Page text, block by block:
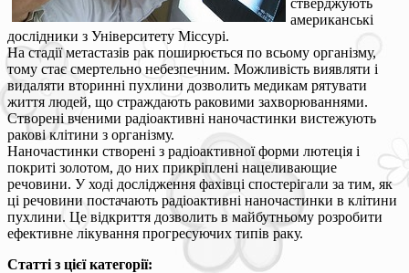
американські
дослідники з Університету Міссурі.
На стадії метастазів рак поширюється по всьому організму,
тому стає смертельно небезпечним. Можливість виявляти і
видаляти вторинні пухлини дозволить медикам рятувати
життя людей, що страждають раковими захворюваннями.
Створені вченими радіоактивні наночастинки вистежують
ракові клітини з організму.
Наночастинки створені з радіоактивної форми лютеція і
покриті золотом, до них прикріплені нацеливающие
речовини. У ході дослідження фахівці спостерігали за тим, як
ці речовини постачають радіоактивні наночастинки в клітини
пухлини. Це відкриття дозволить в майбутньому розробити
ефективне лікування прогресуючих типів раку.
Статті з цієї категорії: